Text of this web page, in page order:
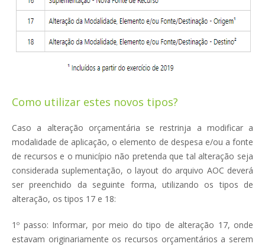
Como utilizar estes novos tipos?
Caso a alteração orçamentária se restrinja a modificar a
modalidade de aplicação, o elemento de despesa e/ou a fonte
de recursos e o município não pretenda que tal alteração seja
considerada suplementação, o layout do arquivo AOC deverá
ser preenchido da seguinte forma, utilizando os tipos de
alteração, os tipos 17 e 18:
1º passo: Informar, por meio do tipo de alteração 17, onde
estavam originariamente os recursos orçamentários a serem